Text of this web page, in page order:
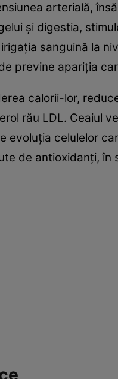
arterială,
şi digestia,
sanguină la
previne apariţia
calorii-lor,
rău LDL. Ceaiul
evoluţia celulelor
de antioxidanţi, în